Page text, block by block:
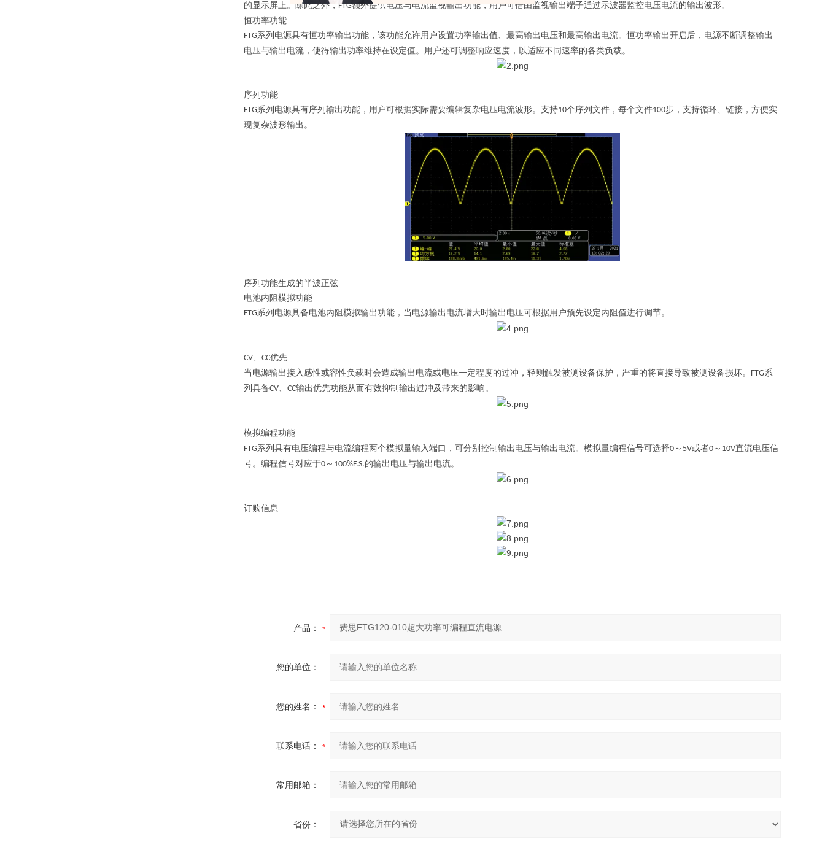
的显示屏上。除此之外， FTG额外提供电压与电流监视输出功能，用户可借由监视输出端子通过示波器监控电压电流的输出波形。
恒功率功能
FTG系列电源具有恒功率输出功能，该功能允许用户设置功率输出值、最高输出电压和最高输出电流。恒功率输出开启后，电源不断调整输出
电压与输出电流，使得输出功率维持在设定值。用户还可调整响应速度，以适应不同速率的各类负载。
序列功能
FTG系列电源具有序列输出功能，用户可根据实际需要编辑复杂电压电流波形。支持10个序列文件，每个文件100步，支持循环、链接，方便实
现复杂波形输出。
序列功能生成的半波正弦
电池内阻模拟功能
FTG系列电源具备电池内阻模拟输出功能，当电源输出电流增大时输出电压可根据用户预先设定内阻值进行调节。
CV、 CC优先
当电源输出接入感性或容性负载时会造成输出电流或电压一定程度的过冲，轻则触发被测设备保护，严重的将直接导致被测设备损坏。 FTG系
列具备CV、 CC输出优先功能从而有效抑制输出过冲及带来的影响。
模拟编程功能
FTG系列具有电压编程与电流编程两个模拟量输入端口，可分别控制输出电压与输出电流。模拟量编程信号可选择0 ～ 5V或者0 ～ 10V直流电压信
号。编程信号对应于0 ～ 100%F.S.的输出电压与输出电流。
订购信息
产品：
您的单位：
您的姓名：
联系电话：
常用邮箱：
省份：